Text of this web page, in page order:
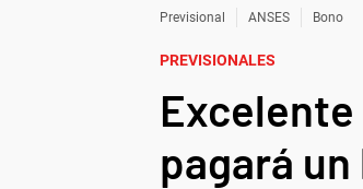
Previsional ANSES Bono
PREVISIONALES
Excelente
pagará un